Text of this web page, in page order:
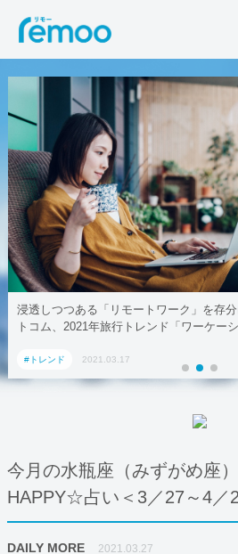
浸透しつつある「リモートワーク」を存
トコム、2021年旅行トレンド「ワーケー
#トレンド 2021.03.17
今月の水瓶座（みずがめ座
HAPPY☆占い＜3／27～4／
DAILY MORE 2021.03.27